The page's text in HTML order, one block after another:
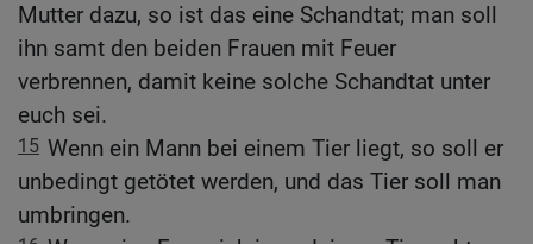
Mutter dazu, so ist das eine Schandtat; man soll
ihn samt den beiden Frauen mit Feuer
verbrennen, damit keine solche Schandtat unter
euch sei.
15 Wenn ein Mann bei einem Tier liegt, so soll er
unbedingt getötet werden, und das Tier soll man
umbringen.